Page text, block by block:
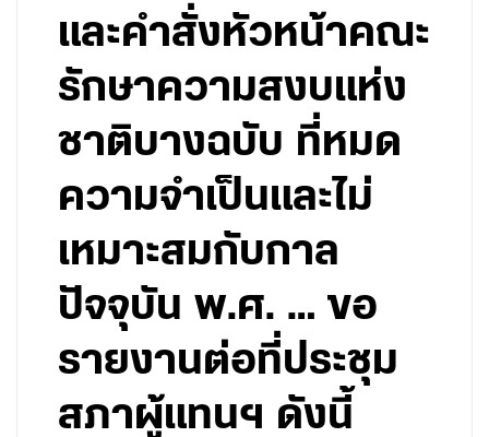
และคำสั่งหัวหน้าคณะ
รักษาความสงบแห่ง
ชาติบางฉบับ ที่หมด
ความจำเป็นและไม่
เหมาะสมกับกาล
ปัจจุบัน พ.ศ. … ขอ
รายงานต่อที่ประชุม
สภาผู้แทนฯ ดังนี้